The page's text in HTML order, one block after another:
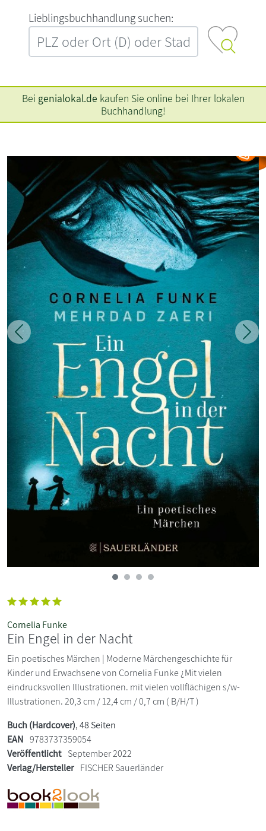
L‍i‍e‍b‍l‍i‍n‍g‍s‍b‍u‍c‍h‍h‍a‍n‍d‍l‍u‍n‍g‍ ‍s‍u‍c‍h‍e‍n‍:‍
Bei genialokal.de kaufen Sie online bei Ihrer lokalen
Buchhandlung!
Zurück
Cornelia Funke
Ein Engel in der Nacht
Ein poetisches Märchen | Moderne Märchengeschichte für
Kinder und Erwachsene von Cornelia Funke ¿Mit vielen
eindrucksvollen Illustrationen. mit vielen vollflächigen s/w-
Illustrationen. 20,3 cm / 12,4 cm / 0,7 cm ( B/H/T )
Buch (Hardcover), 48 Seiten
EAN 9783737359054
Veröffentlicht September 2022
Verlag/Hersteller FISCHER Sauerländer